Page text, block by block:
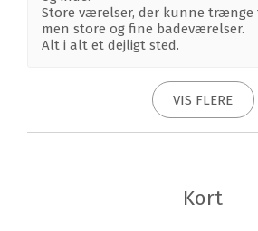
Store værelser, der kunne
men store og fine badeværelser.
Alt i alt et dejligt sted.
VIS FLERE
Kort